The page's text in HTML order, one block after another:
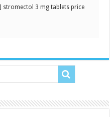
stromectol 3 mg tablets price